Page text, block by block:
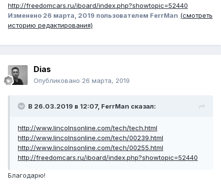
http://freedomcars.ru/iboard/index.php?showtopic=52440
Изменено 26 марта, 2019 пользователем FerrMan (смотреть
историю редактирования)
Dias
Опубликовано 26 марта, 2019
В 26.03.2019 в 12:07, FerrMan сказал:
http://www.lincolnsonline.com/tech/tech.html
http://www.lincolnsonline.com/tech/00239.html
http://www.lincolnsonline.com/tech/00255.html
http://freedomcars.ru/iboard/index.php?showtopic=52440
Благодарю!